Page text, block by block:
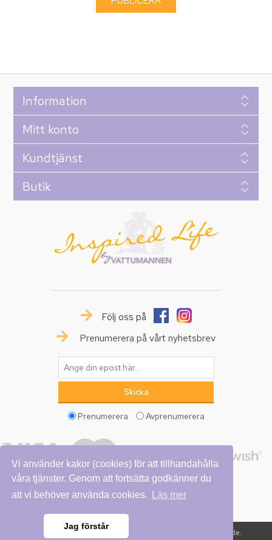
Vi använder kakor (cookies) för att tillhandahålla
våra tjänster. Genom att fortsätta godkänner du
att vi behöver använda cookies.
Läs mer
Jag förstår
Information
Mitt konto
Kundtjänst
Butik
Följ oss på
Prenumerera på vårt nyhetsbrev
Prenumerera Avprenumerera
Copyright © 2026 Vattumannen. Alla rättigheter reserverade.